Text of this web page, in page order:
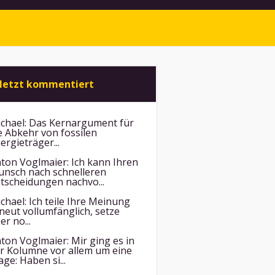
kommentiert
Das Kernargument für
Abkehr von fossilen
Voglmaier: Ich kann Ihren
nach schnelleren
nachvo...
Ich teile Ihre Meinung
vollumfänglich, setze
no...
Voglmaier: Mir ging es in
Kolumne vor allem um eine
Haben si...